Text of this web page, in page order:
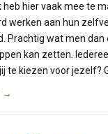
heb hier vaak mee te
werken aan hun
Prachtig wat men dan
kan zetten.
te kiezen voor jezelf?
→